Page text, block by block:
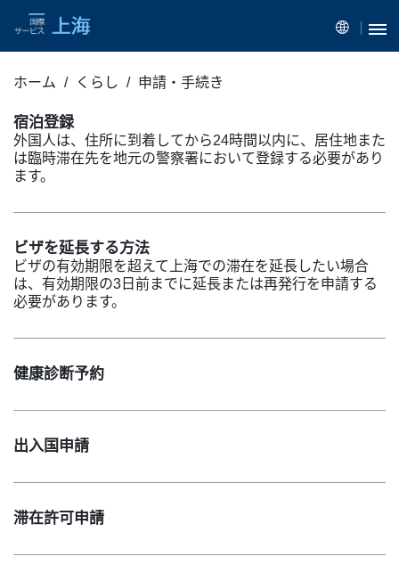
ホーム くらし 申請・手続き
宿泊登録
外国人は、住所に到着してから24時間以内に、居住地また
は臨時滞在先を地元の警察署において登録する必要があり
ます。
ビザを延長する方法
ビザの有効期限を超えて上海での滞在を延長したい場合
は、有効期限の3日前までに延長または再発行を申請する
必要があります。
健康診断予約
出入国申請
滞在許可申請